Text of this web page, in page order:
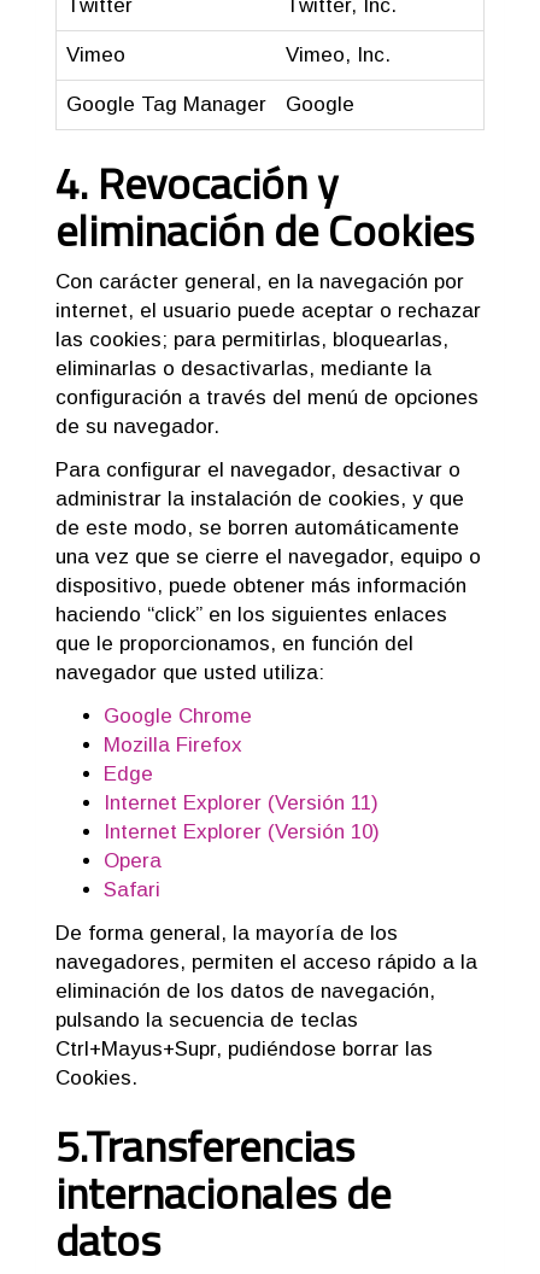
Twitter Twitter, Inc.
Vimeo Vimeo, Inc.
Google Tag Manager Google
4. Revocación y
eliminación de Cookies
Con carácter general, en la navegación por
internet, el usuario puede aceptar o rechazar
las cookies; para permitirlas, bloquearlas,
eliminarlas o desactivarlas, mediante la
configuración a través del menú de opciones
de su navegador.
Para configurar el navegador, desactivar o
administrar la instalación de cookies, y que
de este modo, se borren automáticamente
una vez que se cierre el navegador, equipo o
dispositivo, puede obtener más información
haciendo “click” en los siguientes enlaces
que le proporcionamos, en función del
navegador que usted utiliza:
Google Chrome
Mozilla Firefox
Edge
Internet Explorer (Versión 11)
Internet Explorer (Versión 10)
Opera
Safari
De forma general, la mayoría de los
navegadores, permiten el acceso rápido a la
eliminación de los datos de navegación,
pulsando la secuencia de teclas
Ctrl+Mayus+Supr, pudiéndose borrar las
Cookies.
5.Transferencias
internacionales de
datos